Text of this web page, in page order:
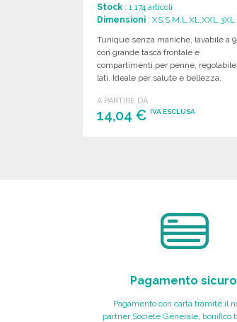
Stock : 1 174 articoli
Dimensioni : XS,S,M,L,XL,XXL,3XL
Tunique senza maniche, lavabile a
con grande tasca frontale e
compartimenti per penne, regolabile
lati. Ideale per salute e bellezza.
A PARTIRE DA
14,04 € IVA ESCLUSA
Pagamento sicuro
Pagamento con carta tramite il
partner Société Générale, bonifico